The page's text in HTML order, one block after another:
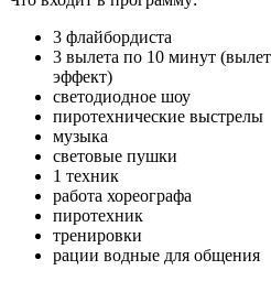
3 флайбордиста
3 вылета по 10 минут
эффект)
светодиодное шоу
пиротехнические выстрелы
музыка
световые пушки
1 техник
работа хореографа
пиротехник
тренировки
рации водные для общения